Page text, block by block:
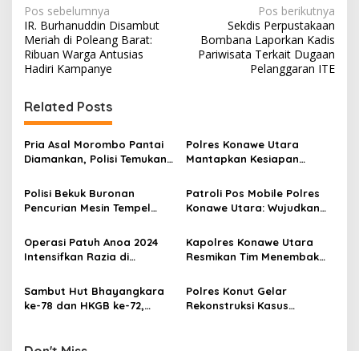
N
a
v
i
g
a
s
i
p
o
s
Pos sebelumnya
IR. Burhanuddin Disambut
Meriah di Poleang Barat:
Ribuan Warga Antusias
Hadiri Kampanye
Pos berikutnya
Sekdis Perpustakaan
Bombana Laporkan Kadis
Pariwisata Terkait Dugaan
Pelanggaran ITE
Related Posts
Pria Asal Morombo Pantai
Diamankan, Polisi Temukan
Lokasi
Polres Konawe Utara
Mantapkan Kesiapan
Serentak 2024
Polisi Bekuk Buronan
Pencurian Mesin Tempel
Patroli Pos Mobile Polres
Konawe Utara: Wujudkan
Aman dan Kondusif
Operasi Patuh Anoa 2024
Intensifkan Razia di
Kapolres Konawe Utara
Resmikan Tim Menembak
Shooting Club
Sambut Hut Bhayangkara
ke-78 dan HKGB ke-72,
Polres Konut Gelar
Rekonstruksi Kasus